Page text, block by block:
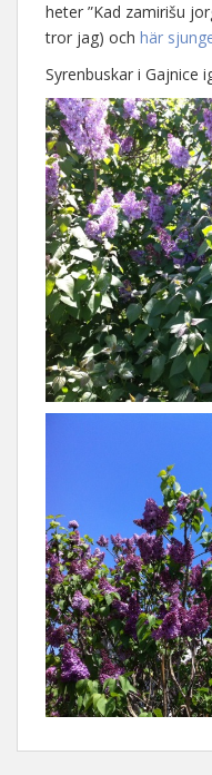
heter ”Kad zamirišu
tror jag) och här
Syrenbuskar i Gajnice